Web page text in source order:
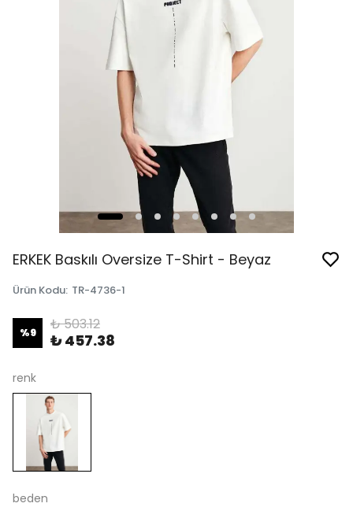
ERKEK Baskılı Oversize T-Shirt - Beyaz
Ürün Kodu: TR-4736-1
%9 ₺ 503.12
₺ 457.38
renk
beden